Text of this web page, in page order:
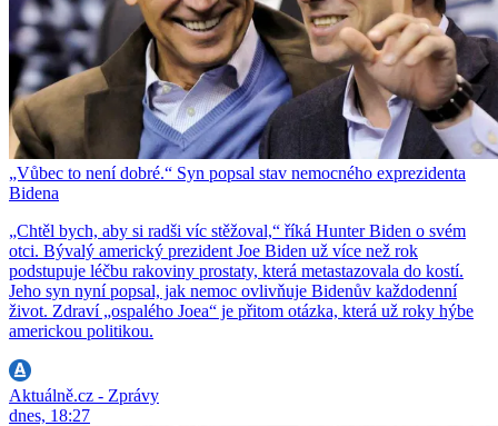
„Vůbec to není dobré.“ Syn popsal stav nemocného exprezidenta
Bidena
„Chtěl bych, aby si radši víc stěžoval,“ říká Hunter Biden o svém
otci. Bývalý americký prezident Joe Biden už více než rok
podstupuje léčbu rakoviny prostaty, která metastazovala do kostí.
Jeho syn nyní popsal, jak nemoc ovlivňuje Bidenův každodenní
život. Zdraví „ospalého Joea“ je přitom otázka, která už roky hýbe
americkou politikou.
Aktuálně.cz - Zprávy
dnes, 18:27